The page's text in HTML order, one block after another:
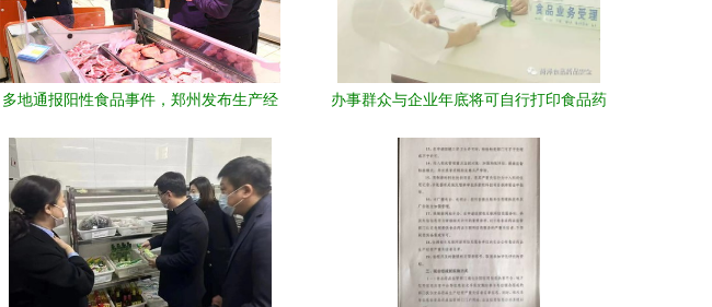
多地通报阳性食品事件，郑州发布生产经
办事群众与企业年底将可自行打印食品药